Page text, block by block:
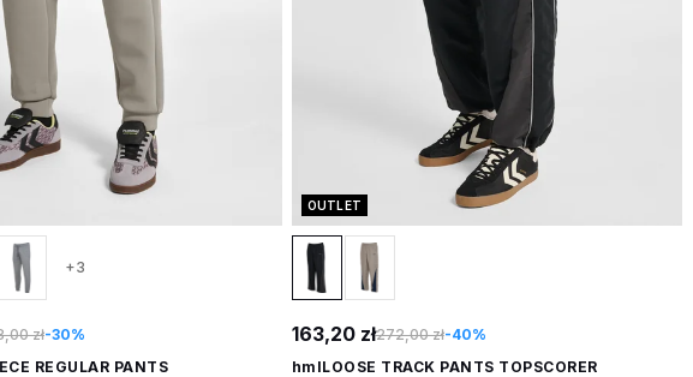
+3
zł-30%
REGULAR PANTS
OUTLET
163,20 zł272,00 zł-40%
hmlLOOSE TRACK PANTS TOPSCORER